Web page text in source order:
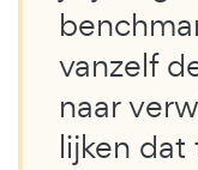
vanzelf
naar
lijken